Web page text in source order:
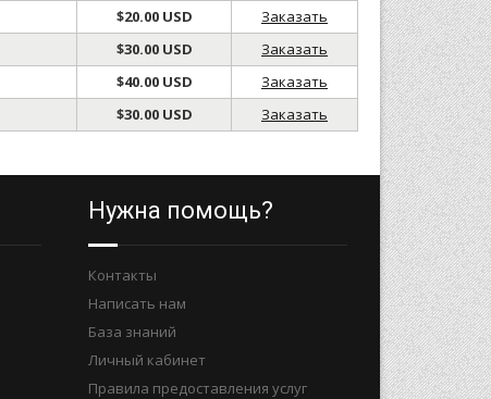
$20.00 USD
Заказать
$30.00 USD
Заказать
$40.00 USD
Заказать
$30.00 USD Заказать
Нужна помощь?
Контакты
Написать нам
База знаний
Личный кабинет
Правила предоставления услуг